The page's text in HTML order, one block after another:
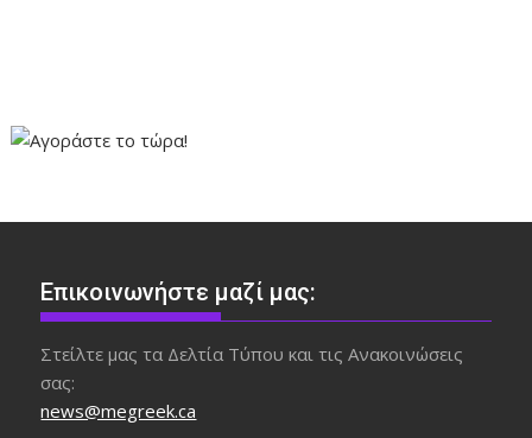
Επικοινωνήστε μαζί μας:
Στείλτε μας τα Δελτία Τύπου και τις Ανακοινώσεις
σας:
news@megreek.ca